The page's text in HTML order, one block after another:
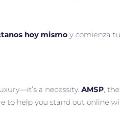
hoy mismo y comienza
a necessity. AMSP,
to help you stand out online